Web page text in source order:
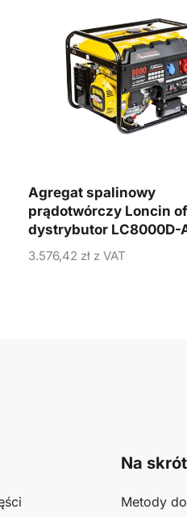
Agregat spalinowy
prądotwórczy Loncin
dystrybutor LC8000D-
3.576,42 zł z VAT
Na
Metody